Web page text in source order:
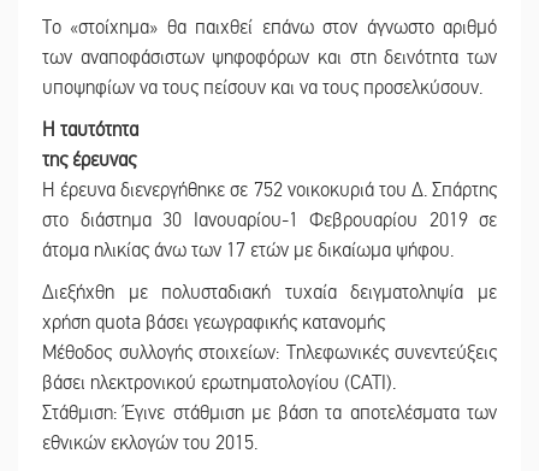
Το «στοίχημα» θα παιχθεί επάνω στον άγνωστο αριθμό
των αναποφάσιστων ψηφοφόρων και στη δεινότητα των
υποψηφίων να τους πείσουν και να τους προσελκύσουν.
Η ταυτότητα
της έρευνας
Η έρευνα διενεργήθηκε σε 752 νοικοκυριά του Δ. Σπάρτης
στο διάστημα 30 Ιανουαρίου-1 Φεβρουαρίου 2019 σε
άτομα ηλικίας άνω των 17 ετών με δικαίωμα ψήφου.
Διεξήχθη με πολυσταδιακή τυχαία δειγματοληψία με
χρήση quota βάσει γεωγραφικής κατανομής
Μέθοδος συλλογής στοιχείων: Τηλεφωνικές συνεντεύξεις
βάσει ηλεκτρονικού ερωτηματολογίου (CATI).
Στάθμιση: Έγινε στάθμιση με βάση τα αποτελέσματα των
εθνικών εκλογών του 2015.